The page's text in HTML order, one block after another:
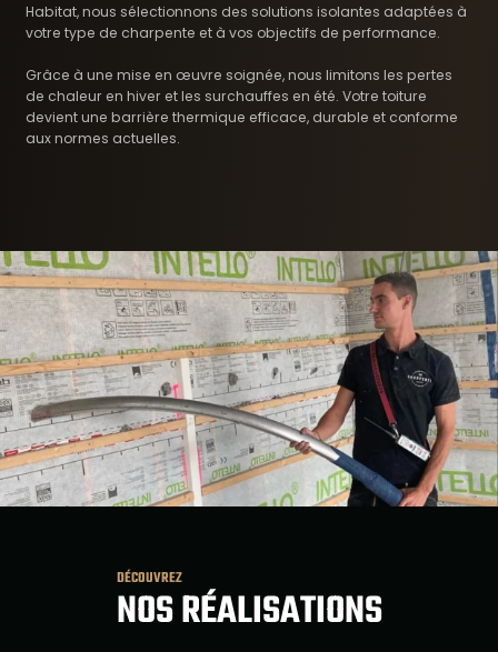
Habitat, nous sélectionnons des solutions isolantes adaptées à
votre type de charpente et à vos objectifs de performance.
Grâce à une mise en œuvre soignée, nous limitons les pertes
de chaleur en hiver et les surchauffes en été. Votre toiture
devient une barrière thermique efficace, durable et conforme
aux normes actuelles.
DÉCOUVREZ
NOS RÉALISATIONS